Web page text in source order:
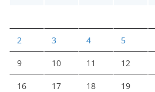
2 3 4 5
9 10 11 12
16 17 18 19